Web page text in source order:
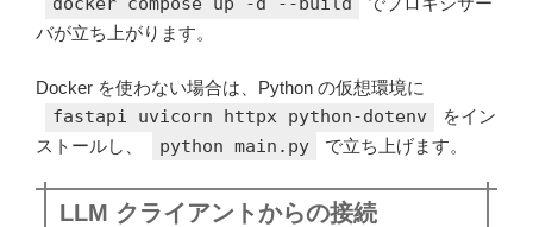
バが立ち上がります。
Docker を使わない場合は、Python の仮想環境に
fastapi uvicorn httpx python-dotenv
をイン
ストールし、
python main.py で立ち上げます。
LLM クライアントからの接続